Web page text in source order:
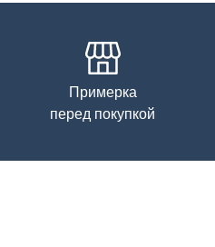
Примерка
перед покупкой